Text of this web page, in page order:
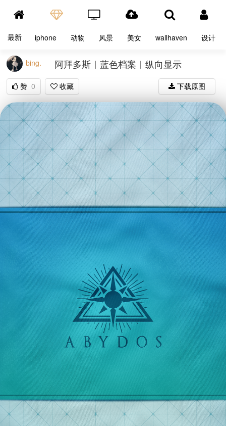
最新 iphone 动物 风景 美女 wallhaven 设计
bing. 阿拜多斯｜蓝色档案｜纵向显示
赞 0 收藏 下载原图